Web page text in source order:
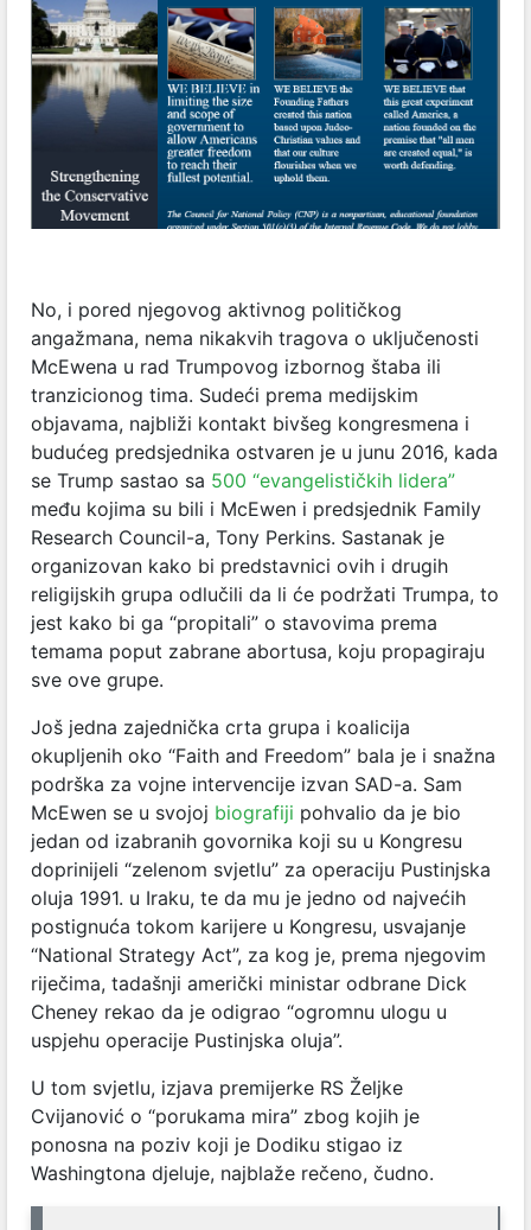
No, i pored njegovog aktivnog političkog
angažmana, nema nikakvih tragova o uključenosti
McEwena u rad Trumpovog izbornog štaba ili
tranzicionog tima. Sudeći prema medijskim
objavama, najbliži kontakt bivšeg kongresmena i
budućeg predsjednika ostvaren je u junu 2016, kada
se Trump sastao sa 500 “evangelističkih lidera”
među kojima su bili i McEwen i predsjednik Family
Research Council-a, Tony Perkins. Sastanak je
organizovan kako bi predstavnici ovih i drugih
religijskih grupa odlučili da li će podržati Trumpa, to
jest kako bi ga “propitali” o stavovima prema
temama poput zabrane abortusa, koju propagiraju
sve ove grupe.
Još jedna zajednička crta grupa i koalicija
okupljenih oko “Faith and Freedom” bala je i snažna
podrška za vojne intervencije izvan SAD-a. Sam
McEwen se u svojoj biografiji pohvalio da je bio
jedan od izabranih govornika koji su u Kongresu
doprinijeli “zelenom svjetlu” za operaciju Pustinjska
oluja 1991. u Iraku, te da mu je jedno od najvećih
postignuća tokom karijere u Kongresu, usvajanje
“National Strategy Act”, za kog je, prema njegovim
riječima, tadašnji američki ministar odbrane Dick
Cheney rekao da je odigrao “ogromnu ulogu u
uspjehu operacije Pustinjska oluja”.
U tom svjetlu, izjava premijerke RS Željke
Cvijanović o “porukama mira” zbog kojih je
ponosna na poziv koji je Dodiku stigao iz
Washingtona djeluje, najblaže rečeno, čudno.